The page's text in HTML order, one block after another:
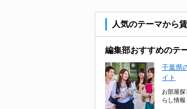
人気のテーマから
編集部おすすめのテ
千葉県
イト
お部屋
らし情報